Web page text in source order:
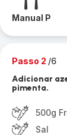
Manual P
Passo 2 /6
Adicionar
pimenta.
500g
Sal